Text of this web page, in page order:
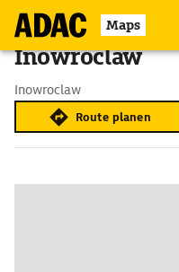
Maps
Inowroclaw
Inowroclaw
Route planen